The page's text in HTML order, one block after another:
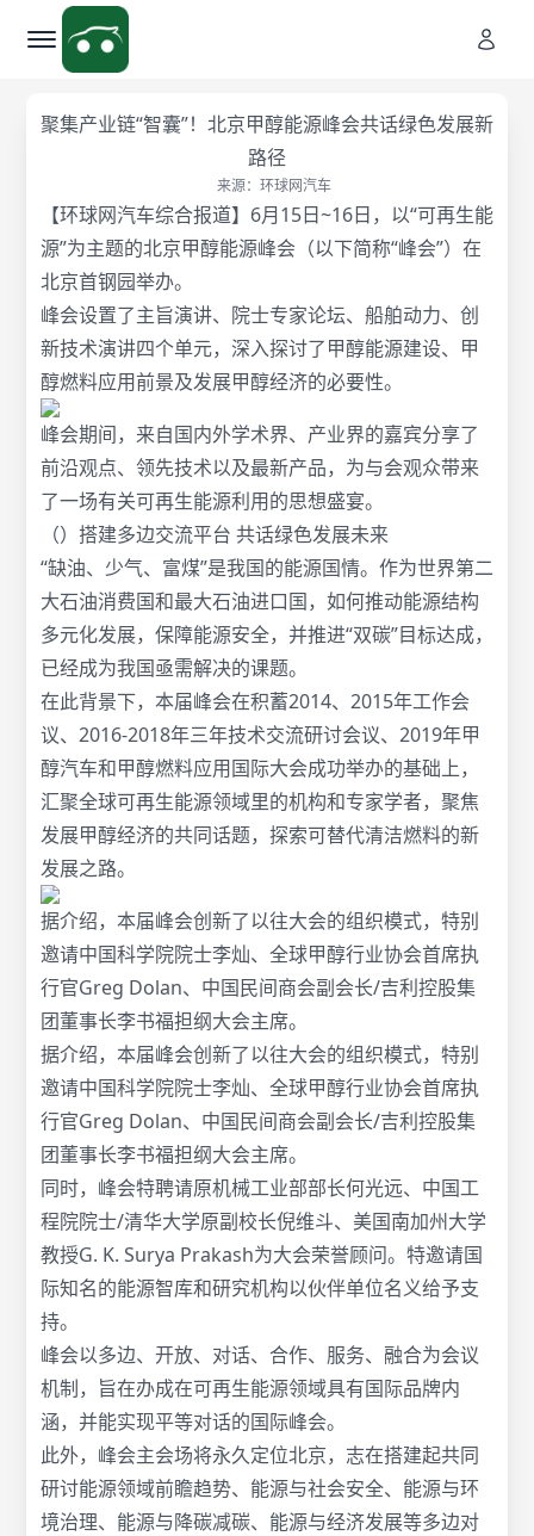
聚集产业链“智囊”！北京甲醇能源峰会共话绿色发展新
路径
来源：环球网汽车
【环球网汽车综合报道】6月15日~16日，以“可再生能
源”为主题的北京甲醇能源峰会（以下简称“峰会”）在
北京首钢园举办。
峰会设置了主旨演讲、院士专家论坛、船舶动力、创
新技术演讲四个单元，深入探讨了甲醇能源建设、甲
醇燃料应用前景及发展甲醇经济的必要性。
峰会期间，来自国内外学术界、产业界的嘉宾分享了
前沿观点、领先技术以及最新产品，为与会观众带来
了一场有关可再生能源利用的思想盛宴。
（）搭建多边交流平台 共话绿色发展未来
“缺油、少气、富煤”是我国的能源国情。作为世界第二
大石油消费国和最大石油进口国，如何推动能源结构
多元化发展，保障能源安全，并推进“双碳”目标达成，
已经成为我国亟需解决的课题。
在此背景下，本届峰会在积蓄2014、2015年工作会
议、2016-2018年三年技术交流研讨会议、2019年甲
醇汽车和甲醇燃料应用国际大会成功举办的基础上，
汇聚全球可再生能源领域里的机构和专家学者，聚焦
发展甲醇经济的共同话题，探索可替代清洁燃料的新
发展之路。
据介绍，本届峰会创新了以往大会的组织模式，特别
邀请中国科学院院士李灿、全球甲醇行业协会首席执
行官Greg Dolan、中国民间商会副会长/吉利控股集
团董事长李书福担纲大会主席。
据介绍，本届峰会创新了以往大会的组织模式，特别
邀请中国科学院院士李灿、全球甲醇行业协会首席执
行官Greg Dolan、中国民间商会副会长/吉利控股集
团董事长李书福担纲大会主席。
同时，峰会特聘请原机械工业部部长何光远、中国工
程院院士/清华大学原副校长倪维斗、美国南加州大学
教授G. K. Surya Prakash为大会荣誉顾问。特邀请国
际知名的能源智库和研究机构以伙伴单位名义给予支
持。
峰会以多边、开放、对话、合作、服务、融合为会议
机制，旨在办成在可再生能源领域具有国际品牌内
涵，并能实现平等对话的国际峰会。
此外，峰会主会场将永久定位北京，志在搭建起共同
研讨能源领域前瞻趋势、能源与社会安全、能源与环
境治理、能源与降碳减碳、能源与经济发展等多边对